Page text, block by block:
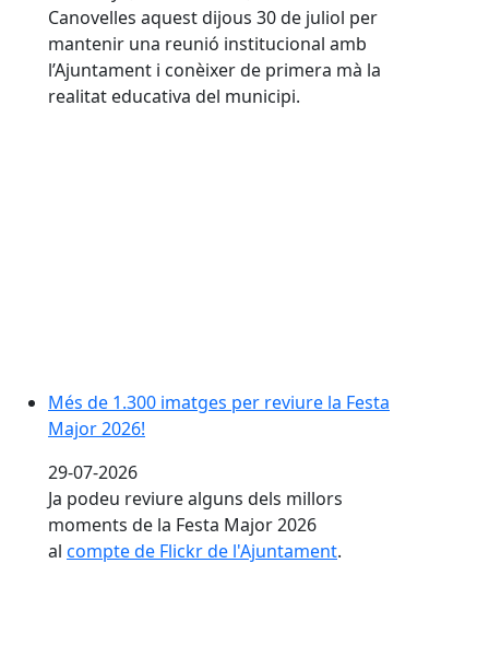
Canovelles aquest dijous 30 de juliol per
mantenir una reunió institucional amb
l’Ajuntament i conèixer de primera mà la
realitat educativa del municipi.
Més de 1.300 imatges per reviure la Festa
Major 2026!
29-07-2026
Ja podeu reviure alguns dels millors
moments de la Festa Major 2026
al compte de Flickr de l'Ajuntament.